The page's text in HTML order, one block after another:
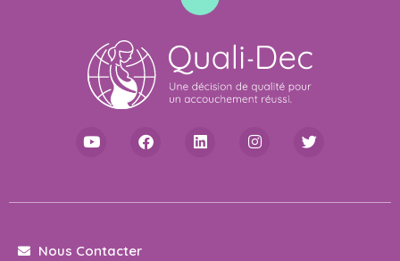
Nous Contacter